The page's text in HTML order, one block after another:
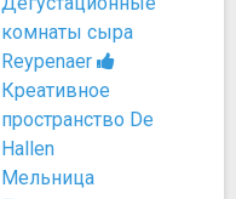
комнаты сыра
Reypenaer
Креативное
пространство De
Hallen
Мельница